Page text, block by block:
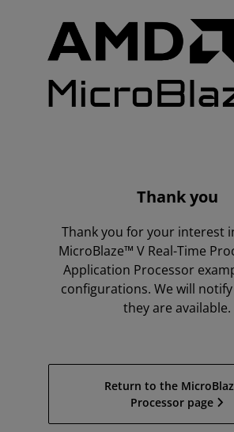
Thank you
Thank you for your interest
MicroBlaze™ V Real-Time
Application Processor
configurations. We will
they are available.
Return to the
Processor page